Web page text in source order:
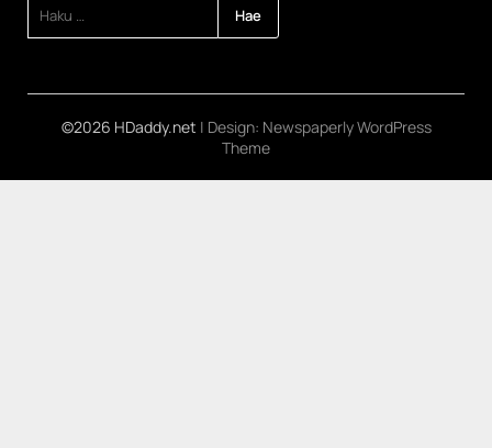
©2026 HDaddy.net | Design: Newspaperly WordPress
Theme